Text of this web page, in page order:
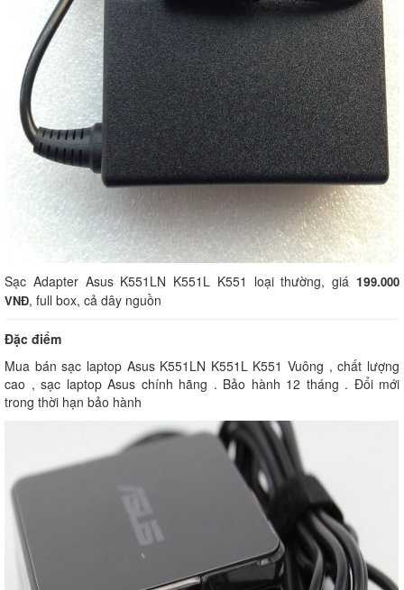
Sạc Adapter Asus K551LN K551L K551 loại thường, giá 199.000
VNĐ, full box, cả dây nguồn
Đặc điểm
Mua bán sạc laptop Asus K551LN K551L K551 Vuông , chất lượng
cao , sạc laptop Asus chính hãng . Bảo hành 12 tháng . Đổi mới
trong thời hạn bảo hành